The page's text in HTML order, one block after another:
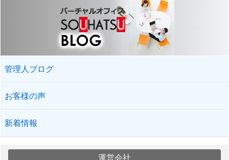
管理人ブログ
お客様の声
新着情報
運営会社